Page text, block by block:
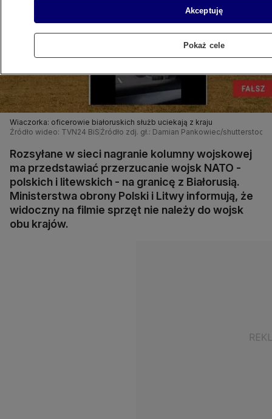
Wiaczorka: oficerowie białoruskich służb uciekają z kraju
Źródło wideo: TVN24 BiS Źródło zdj. gł.: Damian Pankowiec/shutterstock
Rozsyłane w sieci nagranie koIumny wojskowej
ma przedstawiać przerzucanie wojsk NATO -
polskich i litewskich - na granicę z Białorusią.
Ministerstwa obrony Polski i Litwy informują, że
widoczny na filmie sprzęt nie należy do wojsk
obu krajów.
Akceptuję
Pokaż cele